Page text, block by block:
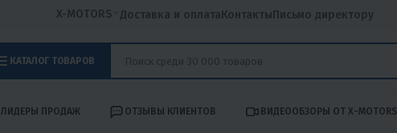
X-MOTORS Доставка и оплатаКонтактыПисьмо директору
КАТАЛОГ ТОВАРОВ
ЛИДЕРЫ ПРОДАЖ ОТЗЫВЫ КЛИЕНТОВ ВИДЕООБЗОРЫ ОТ X-MOTORS